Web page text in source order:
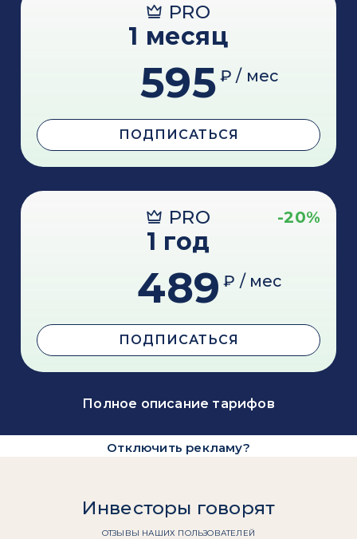
PRO
1 месяц
595 ₽ / мес
ПОДПИСАТЬСЯ
PRO -20%
1 год
489 ₽ / мес
ПОДПИСАТЬСЯ
Полное описание тарифов
Отключить рекламу?
Инвесторы говорят
ОТЗЫВЫ НАШИХ ПОЛЬЗОВАТЕЛЕЙ